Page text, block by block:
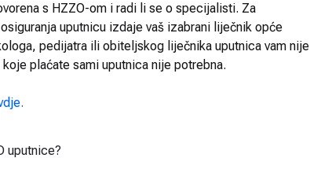
s HZZO-om i radi li se o specijalisti. Za
uputnicu izdaje vaš izabrani liječnik opće
pedijatra ili obiteljskog liječnika uputnica vam nije
plaćate sami uputnica nije potrebna.
uputnice?